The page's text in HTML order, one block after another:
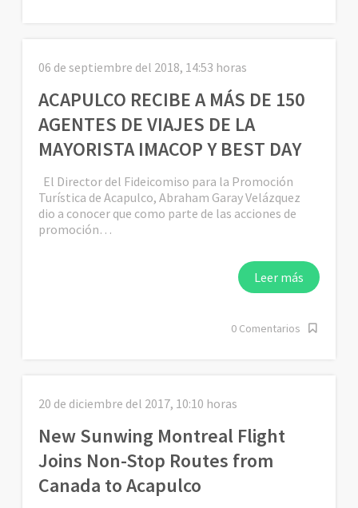
06 de septiembre del 2018, 14:53 horas
ACAPULCO RECIBE A MÁS DE 150
AGENTES DE VIAJES DE LA
MAYORISTA IMACOP Y BEST DAY
El Director del Fideicomiso para la Promoción
Turística de Acapulco, Abraham Garay Velázquez
dio a conocer que como parte de las acciones de
promoción…
Leer más
0 Comentarios
20 de diciembre del 2017, 10:10 horas
New Sunwing Montreal Flight
Joins Non-Stop Routes from
Canada to Acapulco